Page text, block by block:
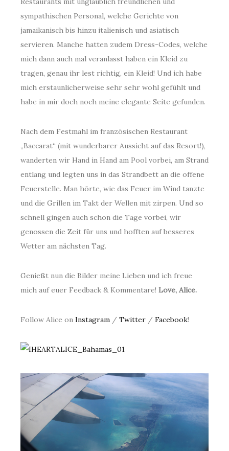
sympathischen Personal, welche Gerichte von
jamaikanisch bis hinzu italienisch und asiatisch
servieren. Manche hatten zudem Dress-Codes, welche
mich dann auch mal veranlasst haben ein Kleid zu
tragen, genau ihr lest richtig, ein Kleid! Und ich habe
mich erstaunlicherweise sehr sehr wohl gefühlt und
habe in mir doch noch meine elegante Seite gefunden.
Nach dem Festmahl im französischen Restaurant
„Baccarat“ (mit wunderbarer Aussicht auf das Resort!),
wanderten wir Hand in Hand am Pool vorbei, am Strand
entlang und legten uns in das Strandbett an die offene
Feuerstelle. Man hörte, wie das Feuer im Wind tanzte
und die Grillen im Takt der Wellen mit zirpen. Und so
schnell gingen auch schon die Tage vorbei, wir
genossen die Zeit für uns und hofften auf besseres
Wetter am nächsten Tag.
Genießt nun die Bilder meine Lieben und ich freue
mich auf euer Feedback & Kommentare! Love, Alice.
Follow Alice on Instagram / Twitter / Facebook!